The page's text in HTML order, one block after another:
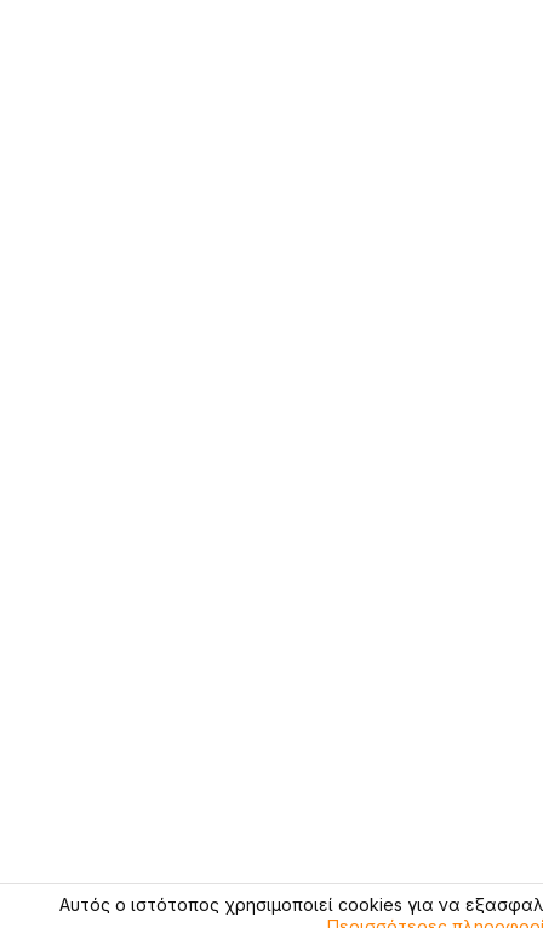
Αυτός ο ιστότοπος χρησιμοποιεί cookies για να